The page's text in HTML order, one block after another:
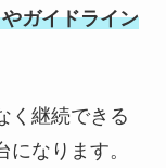
ガイドライン
く継続できる
なります。